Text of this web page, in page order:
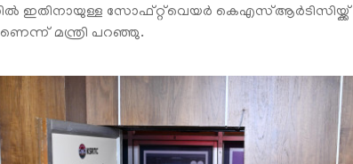
ഇതിനായുള്ള സോഫ്റ്റ്‌വെയർ കെഎസ്ആർടിസിയ്ക്ക്
മന്ത്രി പറഞ്ഞു.